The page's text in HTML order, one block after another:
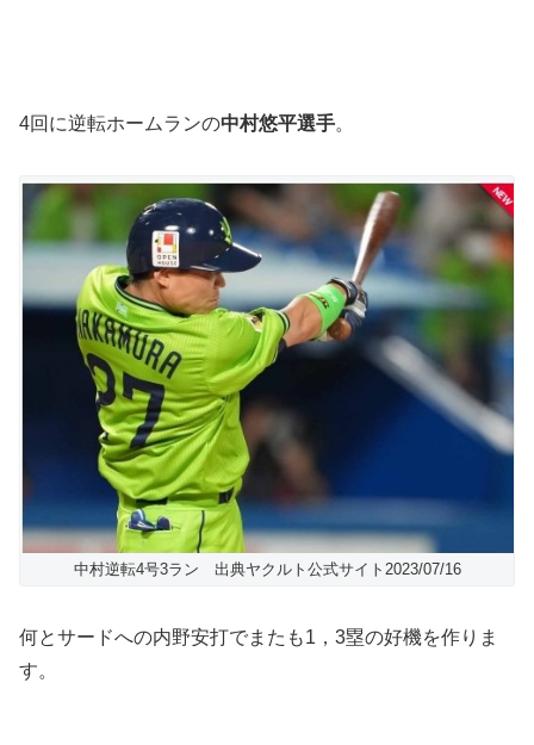
4回に逆転ホームランの中村悠平選手。
中村逆転4号3ラン 出典ヤクルト公式サイト2023/07/16
何とサードへの内野安打でまたも1，3塁の好機を作りま
す。